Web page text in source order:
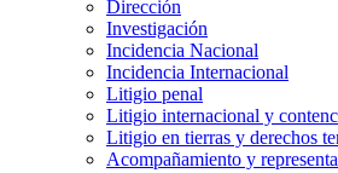
Dirección
Investigación
Incidencia Nacional
Incidencia Internacional
Litigio penal
Litigio internacional y
Litigio en tierras y derechos
Acompañamiento y